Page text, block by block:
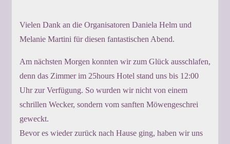
Vielen Dank an die Organisatoren Daniela Helm und
Melanie Martini für diesen fantastischen Abend.
Am nächsten Morgen konnten wir zum Glück ausschlafen,
denn das Zimmer im 25hours Hotel stand uns bis 12:00
Uhr zur Verfügung. So wurden wir nicht von einem
schrillen Wecker, sondern vom sanften Möwengeschrei
geweckt.
Bevor es wieder zurück nach Hause ging, haben wir uns